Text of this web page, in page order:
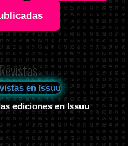
ediciones en Issuu